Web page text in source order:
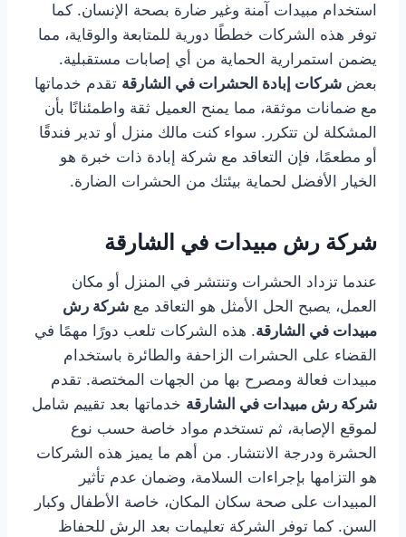
استخدام مبيدات آمنة وغير ضارة بصحة الإنسان. كما
توفر هذه الشركات خططًا دورية للمتابعة والوقاية، مما
يضمن استمرارية الحماية من أي إصابات مستقبلية.
بعض شركات إبادة الحشرات في الشارقة تقدم خدماتها
مع ضمانات موثقة، مما يمنح العميل ثقة واطمئنانًا بأن
المشكلة لن تتكرر. سواء كنت مالك منزل أو تدير فندقًا
أو مطعمًا، فإن التعاقد مع شركة إبادة ذات خبرة هو
الخيار الأفضل لحماية بيئتك من الحشرات الضارة.
شركة رش مبيدات في الشارقة
عندما تزداد الحشرات وتنتشر في المنزل أو مكان
العمل، يصبح الحل الأمثل هو التعاقد مع شركة رش
مبيدات في الشارقة. هذه الشركات تلعب دورًا مهمًا في
القضاء على الحشرات الزاحفة والطائرة باستخدام
مبيدات فعالة ومصرح بها من الجهات المختصة. تقدم
شركة رش مبيدات في الشارقة خدماتها بعد تقييم شامل
لموقع الإصابة، ثم تستخدم مواد خاصة حسب نوع
الحشرة ودرجة الانتشار. من أهم ما يميز هذه الشركات
هو التزامها بإجراءات السلامة، وضمان عدم تأثير
المبيدات على صحة سكان المكان، خاصة الأطفال وكبار
السن. كما توفر الشركة تعليمات بعد الرش للحفاظ